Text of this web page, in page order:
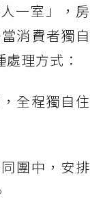
一室」，房
消費者獨自
理方式：
全程獨自住
團中，安排